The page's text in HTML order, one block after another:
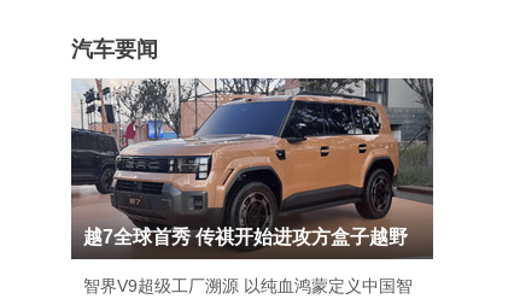
汽车要闻
越7全球首秀 传祺开始进攻方盒子越野
智界V9超级工厂溯源 以纯血鸿蒙定义中国智